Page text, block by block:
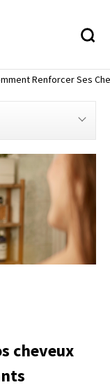
Renforcer Ses
cheveux